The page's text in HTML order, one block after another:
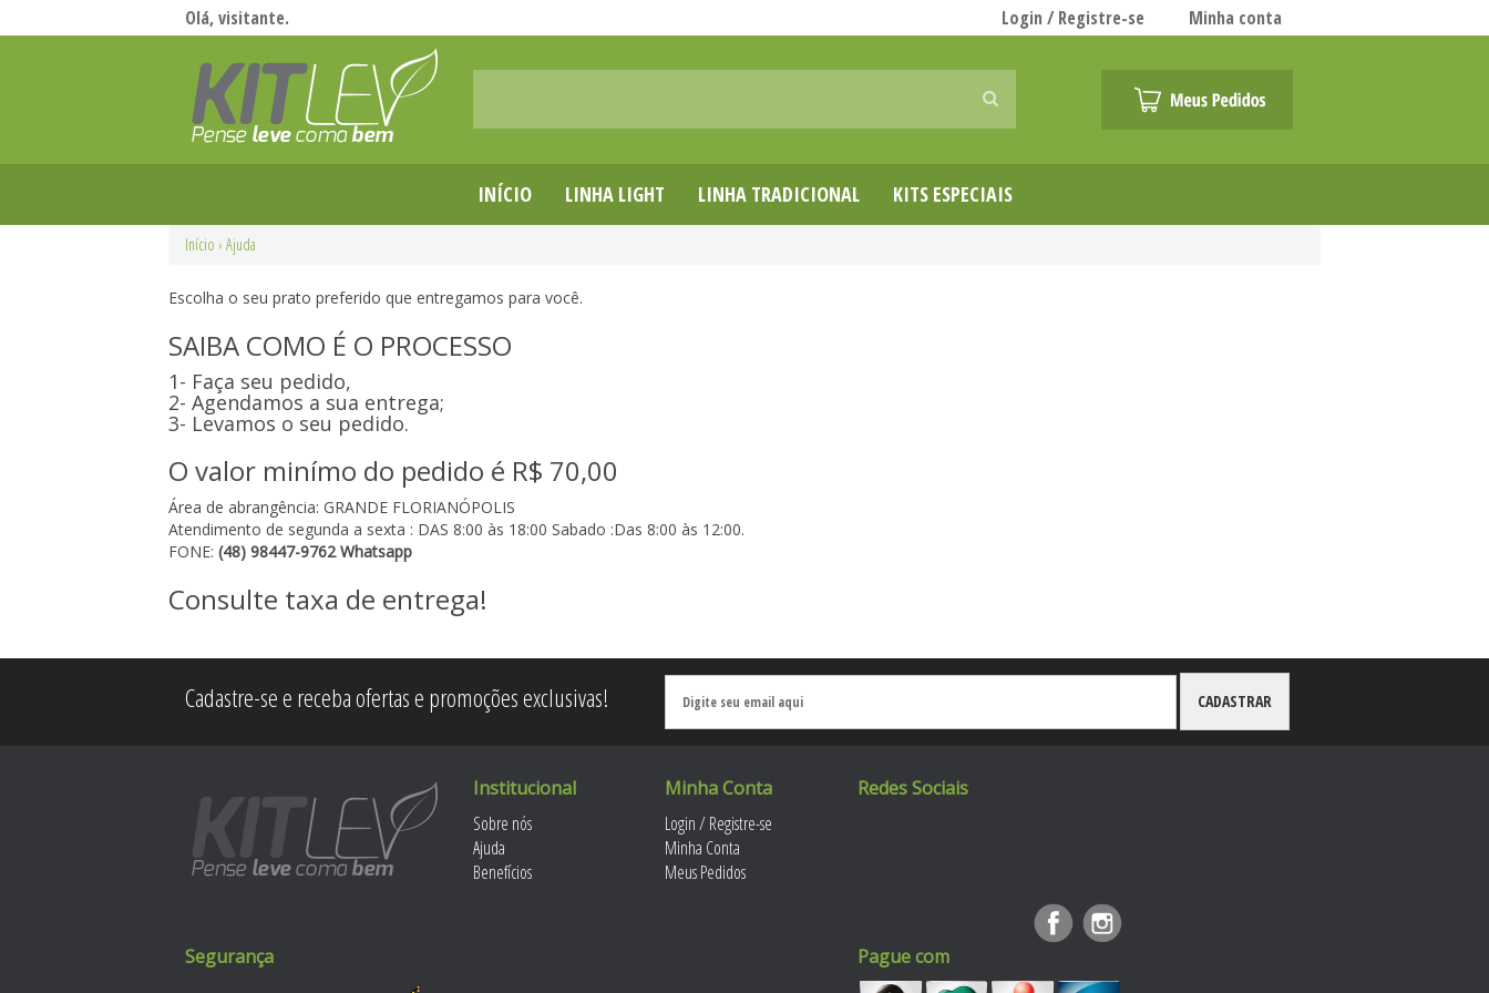
Olá, visitante. Minha conta
Login / Registre-se
INÍCIO LINHA LIGHT LINHA TRADICIONAL KITS ESPECIAIS
Início › Ajuda
Escolha o seu prato preferido que entregamos para você.
SAIBA COMO É O PROCESSO
1- Faça seu pedido,
2- Agendamos a sua entrega;
3- Levamos o seu pedido.
O valor minímo do pedido é R$ 70,00
Área de abrangência: GRANDE FLORIANÓPOLIS
Atendimento de segunda a sexta : DAS 8:00 às 18:00 Sabado :Das 8:00 às 12:00.
FONE: (48) 98447-9762 Whatsapp
Consulte taxa de entrega!
Cadastre-se e receba ofertas e promoções exclusivas!
Institucional
Sobre nós
Ajuda
Benefícios
Minha Conta
Login / Registre-se
Minha Conta
Meus Pedidos
Redes Sociais
Segurança Pague com